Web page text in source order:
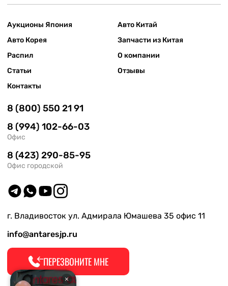
Аукционы Япония
Авто Китай
Авто Корея
Запчасти из Китая
Распил
О компании
Статьи
Отзывы
Контакты
8 (800) 550 21 91
8 (994) 102-66-03
Офис
8 (423) 290-85-95
Офис городской
г. Владивосток ул. Адмирала Юмашева 35 офис 11
info@antaresjp.ru
ПЕРЕЗВОНИТЕ МНЕ